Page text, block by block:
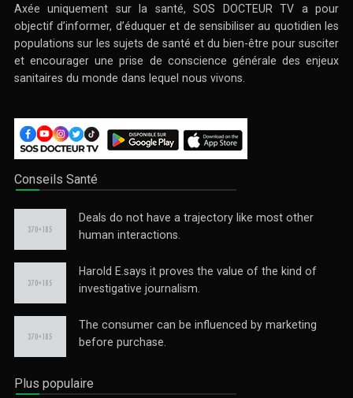
Axée uniquement sur la santé, SOS DOCTEUR TV a pour
objectif d’informer, d’éduquer et de sensibiliser au quotidien les
populations sur les sujets de santé et du bien-être pour susciter
et encourager une prise de conscience générale des enjeux
sanitaires du monde dans lequel nous vivons.
Conseils Santé
Deals do not have a trajectory like most other
human interactions.
Harold E.says it proves the value of the kind of
investigative journalism.
The consumer can be influenced by marketing
before purchase.
Plus populaire